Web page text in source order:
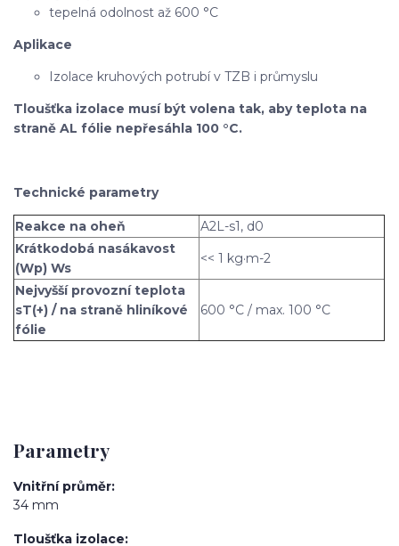
tepelná odolnost až 600 °C
Aplikace
Izolace kruhových potrubí v TZB i průmyslu
Tloušťka izolace musí být volena tak, aby teplota na
straně AL fólie nepřesáhla 100 °C.
Technické parametry
Reakce na oheň
A2L-s1, d0
Krátkodobá nasákavost
(Wp) Ws
<< 1 kg·m-2
Nejvyšší provozní teplota
sT(+) / na straně hliníkové
fólie
600 °C / max. 100 °C
Parametry
Vnitřní průměr
34 mm
Tloušťka izolace